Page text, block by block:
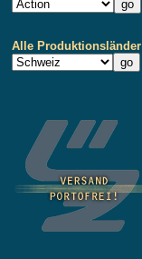
Alle Produktionsländer